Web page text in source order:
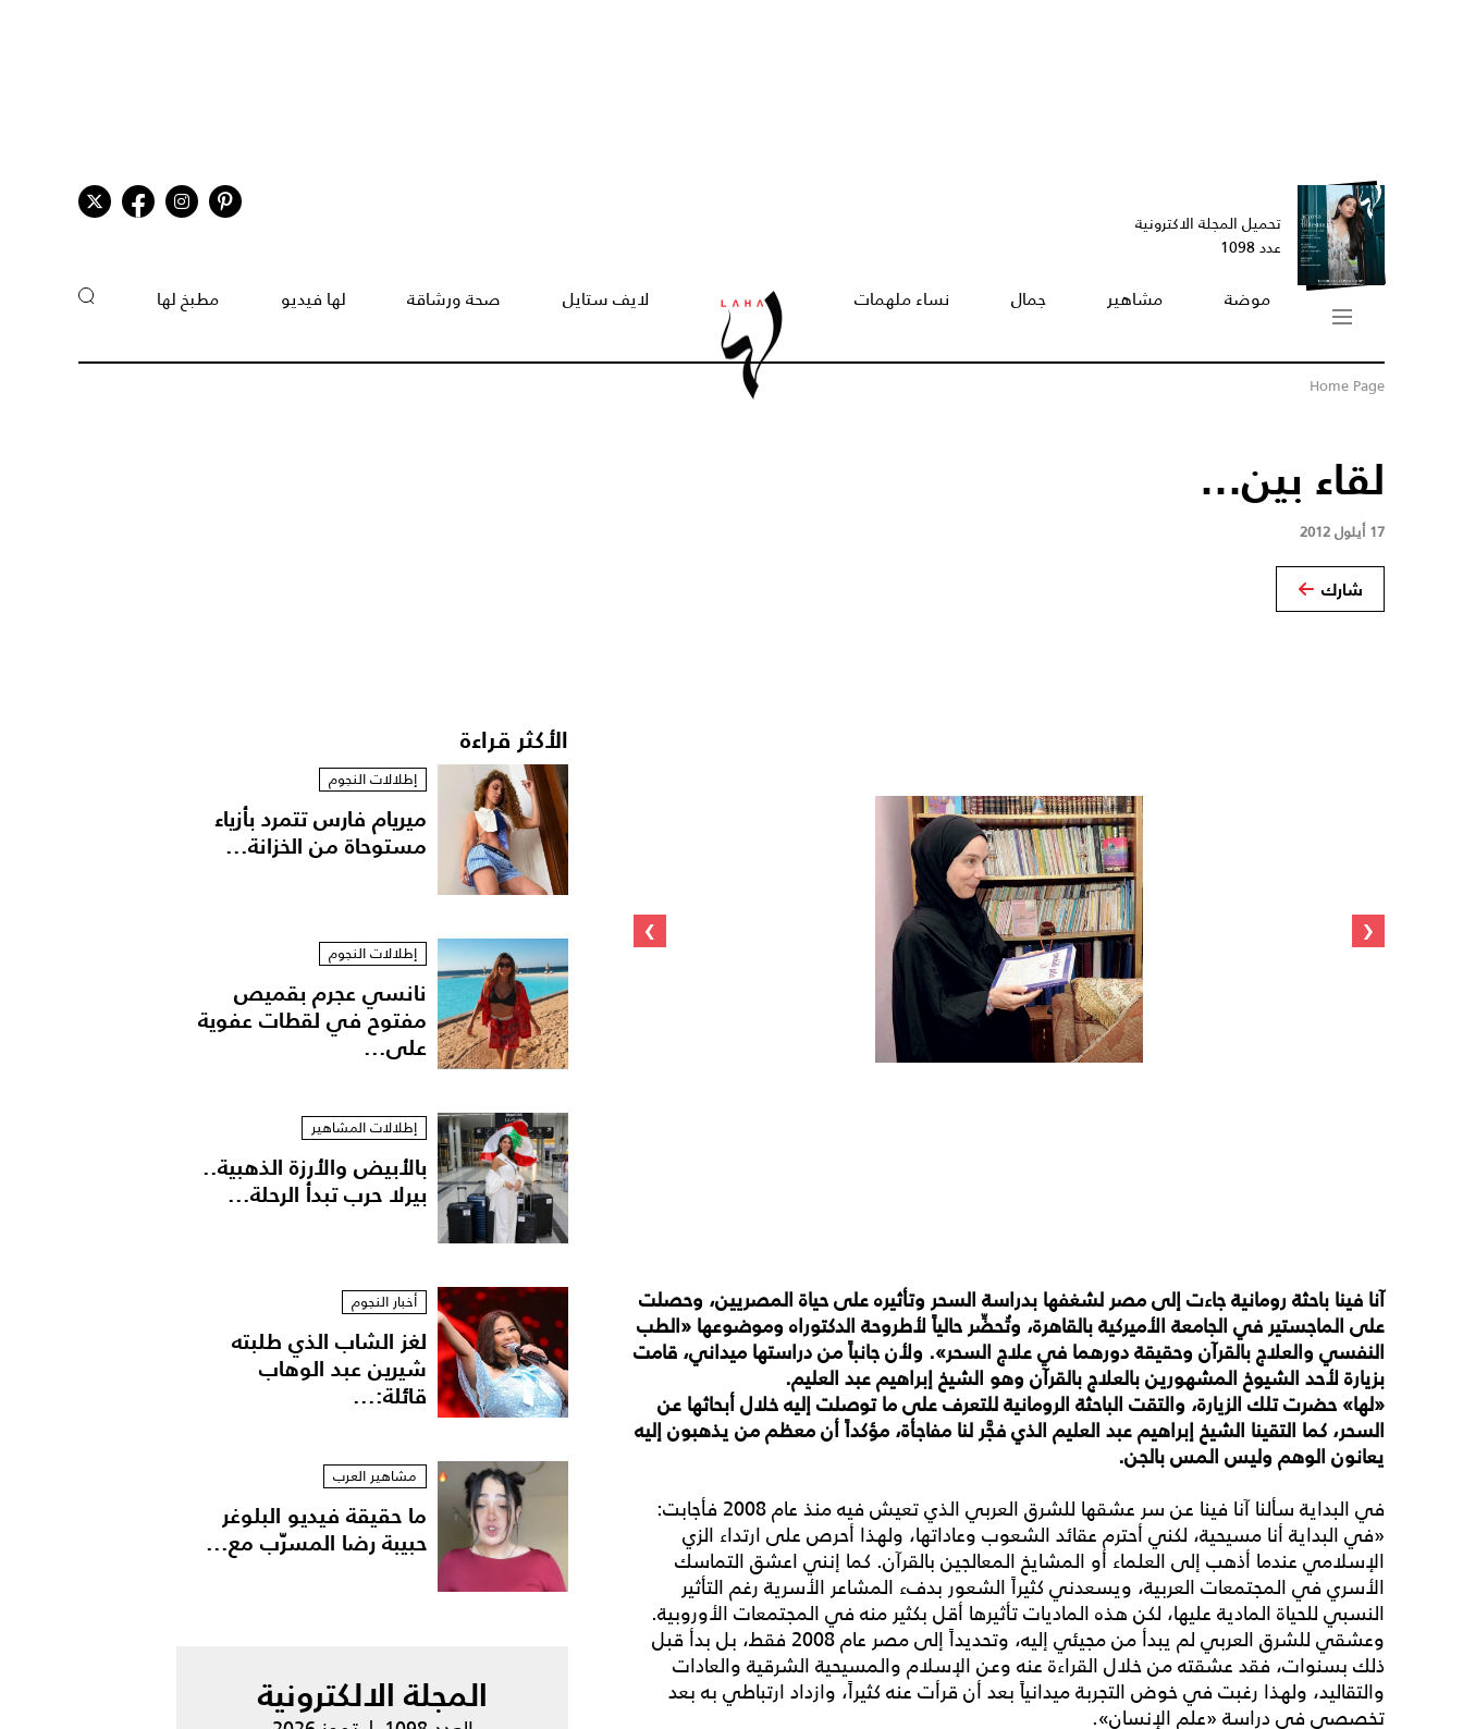
تحميل المجلة الاكترونية
عدد 1098
موضة مشاهير جمال نساء ملهمات لايف ستايل صحة ورشاقة لها فيديو مطبخ لها
Home Page
لقاء بين...
17 أيلول 2012
شارك
‹
›
آنا فينا باحثة رومانية جاءت إلى مصر لشغفها بدراسة السحر وتأثيره على حياة المصريين، وحصلت
على الماجستير في الجامعة الأميركية بالقاهرة، وتُحضِّر حالياً لأطروحة الدكتوراه وموضوعها «الطب
النفسي والعلاج بالقرآن وحقيقة دورهما في علاج السحر». ولأن جانباً من دراستها ميداني، قامت
بزيارة لأحد الشيوخ المشهورين بالعلاج بالقرآن وهو الشيخ إبراهيم عبد العليم.
«لها» حضرت تلك الزيارة، والتقت الباحثة الرومانية للتعرف على ما توصلت إليه خلال أبحاثها عن
السحر، كما التقينا الشيخ إبراهيم عبد العليم الذي فجَّر لنا مفاجأة، مؤكداً أن معظم من يذهبون إليه
يعانون الوهم وليس المس بالجن.
في البداية سألنا آنا فينا عن سر عشقها للشرق العربي الذي تعيش فيه منذ عام 2008 فأجابت:
«في البداية أنا مسيحية، لكني أحترم عقائد الشعوب وعاداتها، ولهذا أحرص على ارتداء الزي
الإسلامي عندما أذهب إلى العلماء أو المشايخ المعالجين بالقرآن. كما إنني اعشق التماسك
الأسري في المجتمعات العربية، ويسعدني كثيراً الشعور بدفء المشاعر الأسرية رغم التأثير
النسبي للحياة المادية عليها، لكن هذه الماديات تأثيرها أقل بكثير منه في المجتمعات الأوروبية.
وعشقي للشرق العربي لم يبدأ من مجيئي إليه، وتحديداً إلى مصر عام 2008 فقط، بل بدأ قبل
ذلك بسنوات، فقد عشقته من خلال القراءة عنه وعن الإسلام والمسيحية الشرقية والعادات
والتقاليد، ولهذا رغبت في خوض التجربة ميدانياً بعد أن قرأت عنه كثيراً، وازداد ارتباطي به بعد
تخصصي في دراسة «علم الإنسان».
الأكثر قراءة
إطلالات النجوم
ميريام فارس تتمرد بأزياء
مستوحاة من الخزانة...
إطلالات النجوم
نانسي عجرم بقميص
مفتوح في لقطات عفوية
على...
إطلالات المشاهير
بالأبيض والأرزة الذهبية..
بيرلا حرب تبدأ الرحلة...
أخبار النجوم
لغز الشاب الذي طلبته
شيرين عبد الوهاب
قائلة:...
مشاهير العرب
ما حقيقة فيديو البلوغر
حبيبة رضا المسرّب مع...
المجلة الالكترونية